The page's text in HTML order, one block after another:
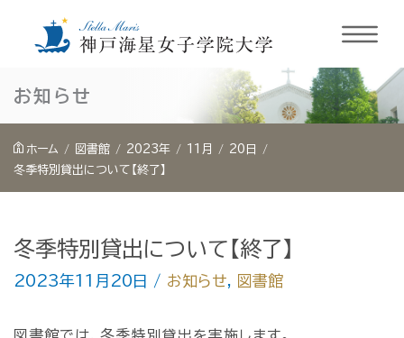
キ
お知らせ
ホーム 図書館 2023年 11月
20日
冬季特別貸出について【終了】
冬季特別貸出について【終了】
2023年11月20日 / お知らせ, 図書館